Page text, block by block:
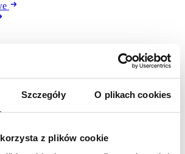
Szczegóły O plikach cookies
z plików cookie